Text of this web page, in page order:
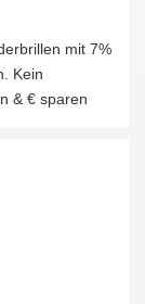
mit 7%
Kein
& € sparen